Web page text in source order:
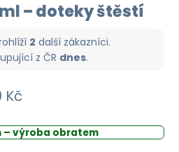
– doteky štěstí
2 další zákazníci.
z ČR dnes.
Kč
319,00 Kč
– výroba obratem